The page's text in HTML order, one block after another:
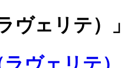
ヴェリテ）」